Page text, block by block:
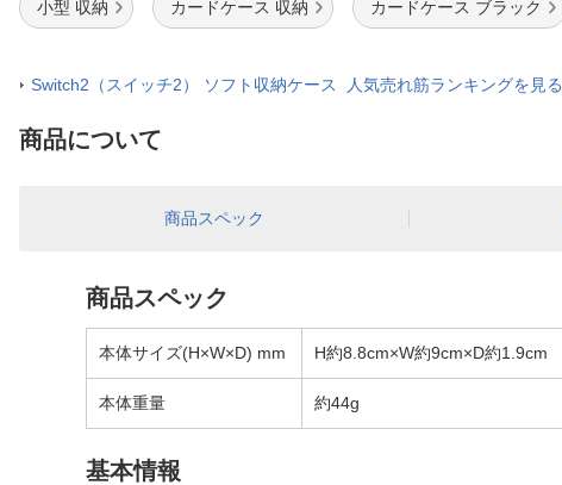
小型 収納 カードケース 収納 カードケース ブラック
Switch2（スイッチ2） ソフト収納ケース 人気売れ筋ランキングを見る
商品について
商品スペック
商品スペック
本体サイズ(H×W×D) mm H約8.8cm×W約9cm×D約1.9cm
本体重量 約44g
基本情報